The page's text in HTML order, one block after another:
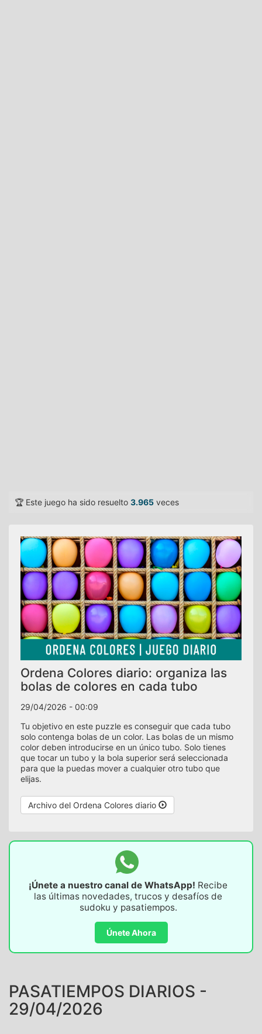
🏆 Este juego ha sido resuelto 3.965 veces
Ordena Colores diario: organiza las
bolas de colores en cada tubo
29/04/2026 - 00:09
Tu objetivo en este puzzle es conseguir que cada tubo
solo contenga bolas de un color. Las bolas de un mismo
color deben introducirse en un único tubo. Solo tienes
que tocar un tubo y la bola superior será seleccionada
para que la puedas mover a cualquier otro tubo que
elijas.
Archivo del Ordena Colores diario
¡Únete a nuestro canal de WhatsApp! Recibe
las últimas novedades, trucos y desafíos de
sudoku y pasatiempos.
Únete Ahora
PASATIEMPOS DIARIOS -
29/04/2026